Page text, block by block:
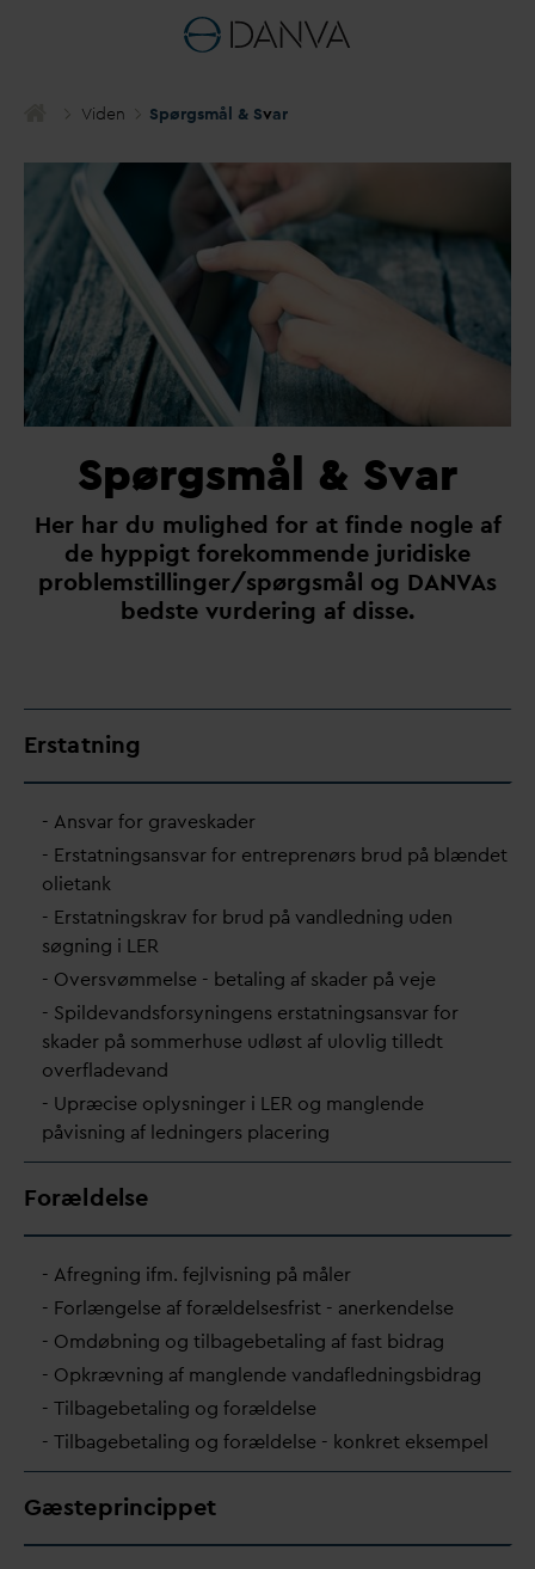
Viden Spørgsmål & Svar
Spørgsmål & Svar
Her har du mulighed for at finde nogle af
de hyppigt forekommende juridiske
problemstillinger/spørgsmål og DANVAs
bedste vurdering af disse.
Erstatning
- Ansvar for graveskader
- Erstatningsansvar for entreprenørs brud på blændet
olietank
- Erstatningskrav for brud på vandledning uden
søgning i LER
- Oversvømmelse - betaling af skader på veje
- Spildevandsforsyningens erstatningsansvar for
skader på sommerhuse udløst af ulovlig tilledt
overfladevand
- Upræcise oplysninger i LER og manglende
påvisning af ledningers placering
Forældelse
- Afregning ifm. fejlvisning på måler
- Forlængelse af forældelsesfrist - anerkendelse
- Omdøbning og tilbagebetaling af fast bidrag
- Opkrævning af manglende vandafledningsbidrag
- Tilbagebetaling og forældelse
- Tilbagebetaling og forældelse - konkret eksempel
Gæsteprincippet